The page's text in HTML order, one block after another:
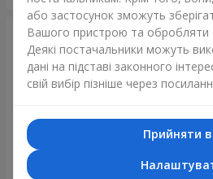
або застосунок зможуть
Вашого пристрою та обробляти
Деякі постачальники можуть
дані на підставі законного
свій вибір пізніше через
Прийняти